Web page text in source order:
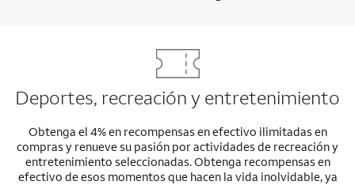
Deportes, recreación y entretenimiento
Obtenga el 4% en recompensas en efectivo ilimitadas en
compras y renueve su pasión por actividades de recreación y
entretenimiento seleccionadas. Obtenga recompensas en
efectivo de esos momentos que hacen la vida inolvidable, ya